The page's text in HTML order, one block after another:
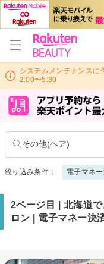
システムメンテナンスに
2:00〜5:30
その他(ヘア)
絞り込み条件： 電子マネ
2ページ目 | 北海道
ロン | 電子マネー決